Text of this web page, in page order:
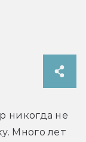
никогда не
Много лет